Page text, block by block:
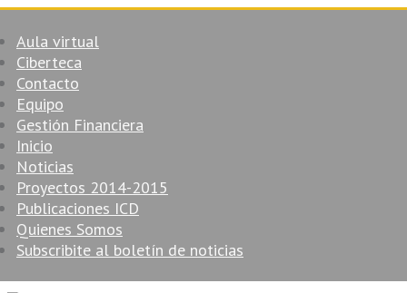
Aula virtual
Ciberteca
Contacto
Equipo
Gestión Financiera
Inicio
Noticias
Proyectos 2014-2015
Publicaciones ICD
Quienes Somos
Subscribite al boletín de noticias